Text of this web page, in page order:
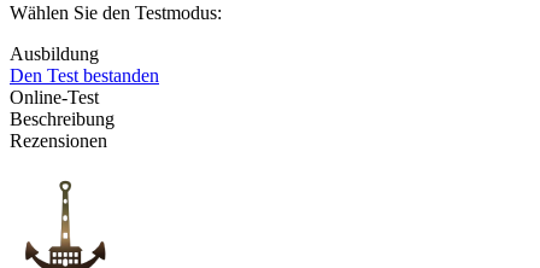
Wählen Sie den Testmodus:
Ausbildung
Den Test bestanden
Online-Test
Beschreibung
Rezensionen